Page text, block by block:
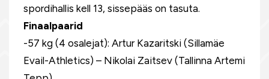
spordihallis kell 13, sissepääs on tasuta.
Finaalpaarid
-57 kg (4 osalejat): Artur Kazaritski (Sillamäe
Evail-Athletics) – Nikolai Zaitsev (Tallinna Artemi